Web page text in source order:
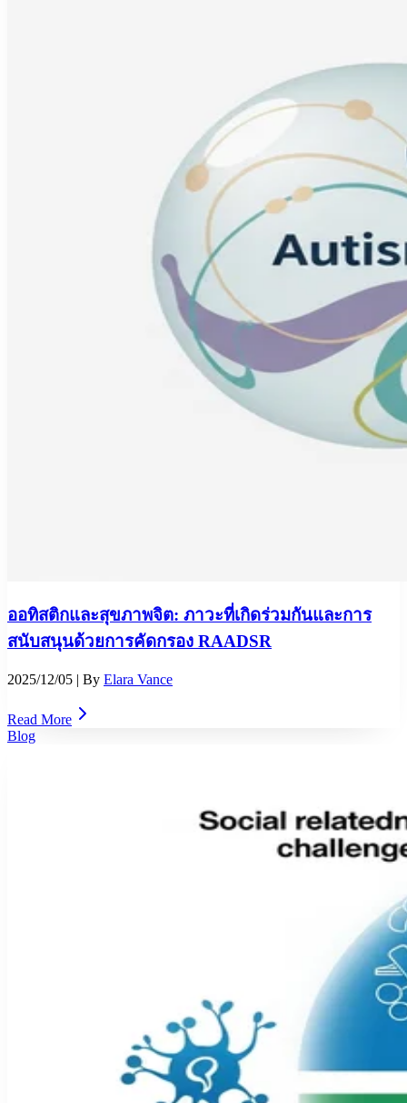
ออทิสติกและสุขภาพจิต: ภาวะที่เกิดร่วมกันและการ
สนับสนุนด้วยการคัดกรอง RAADSR
2025/12/05 | By Elara Vance
Read More
Blog